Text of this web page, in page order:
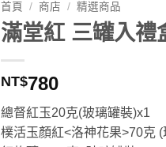
首頁 / 商店 / 精選商品
滿堂紅 三罐入禮
NT$780
總督紅玉20克(玻璃罐裝)x1
樸活玉顏紅<洛神花果>70克